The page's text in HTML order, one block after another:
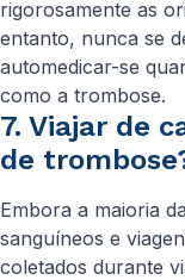
rigorosamente as
entanto, nunca se
automedicar-se
como a trombose.
7. Viajar de
de
Embora a maioria
sanguíneos e
coletados durante